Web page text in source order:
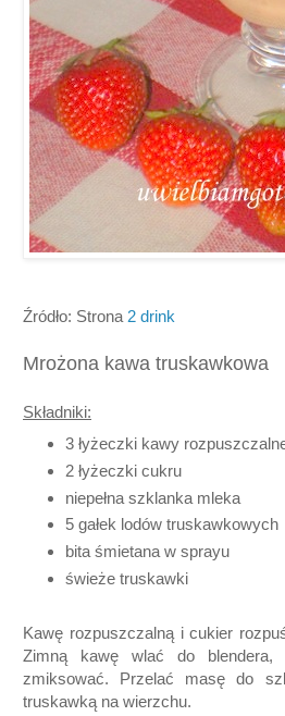
Źródło: Strona 2 drink
Mrożona kawa truskawkowa
Składniki:
3 łyżeczki kawy
2 łyżeczki cukru
niepełna szklanka mleka
5 gałek lodów truskawkowych
bita śmietana w sprayu
świeże truskawki
Kawę rozpuszczalną i cukier
Zimną kawę wlać do
zmiksować. Przelać masę do
truskawką na wierzchu.